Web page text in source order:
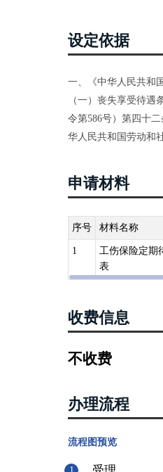
设定依据
一、《中华人民共和
（一）丧失享受待
令第586号）第四十
华人民共和国劳动和
申请材料
序号 材料名称
1
工伤保险定期
表
收费信息
不收费
办理流程
流程图预览